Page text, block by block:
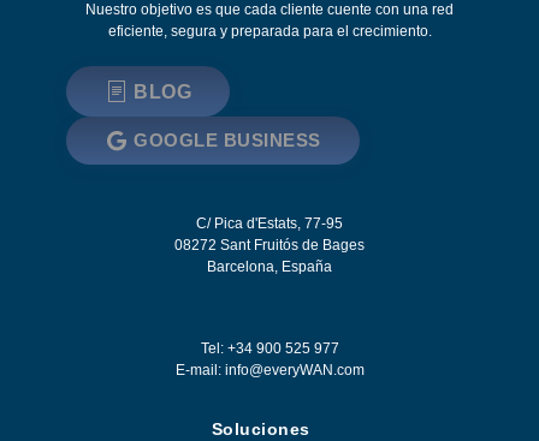
Nuestro objetivo es que cada cliente cuente con una red
eficiente, segura y preparada para el crecimiento.
BLOG
GOOGLE BUSINESS
C/ Pica d'Estats, 77-95
08272 Sant Fruitós de Bages
Barcelona, España
Tel: +34 900 525 977
E-mail: info@everyWAN.com
Soluciones